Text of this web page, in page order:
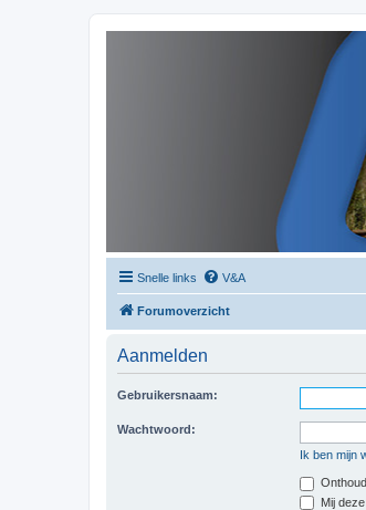
Snelle links V&A
Forumoverzicht
Aanmelden
Gebruikersnaam:
Wachtwoord:
Ik ben mijn
Mij